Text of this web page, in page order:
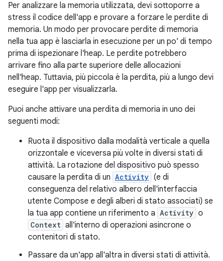
Per analizzare la memoria utilizzata, devi sottoporre a
stress il codice dell'app e provare a forzare le perdite di
memoria. Un modo per provocare perdite di memoria
nella tua app è lasciarla in esecuzione per un po' di tempo
prima di ispezionare l'heap. Le perdite potrebbero
arrivare fino alla parte superiore delle allocazioni
nell'heap. Tuttavia, più piccola è la perdita, più a lungo devi
eseguire l'app per visualizzarla.
Puoi anche attivare una perdita di memoria in uno dei
seguenti modi:
Ruota il dispositivo dalla modalità verticale a quella
orizzontale e viceversa più volte in diversi stati di
attività. La rotazione del dispositivo può spesso
causare la perdita di un Activity (e di
conseguenza del relativo albero dell'interfaccia
utente Compose e degli alberi di stato associati) se
la tua app contiene un riferimento a Activity o
Context all'interno di operazioni asincrone o
contenitori di stato.
Passare da un'app all'altra in diversi stati di attività.